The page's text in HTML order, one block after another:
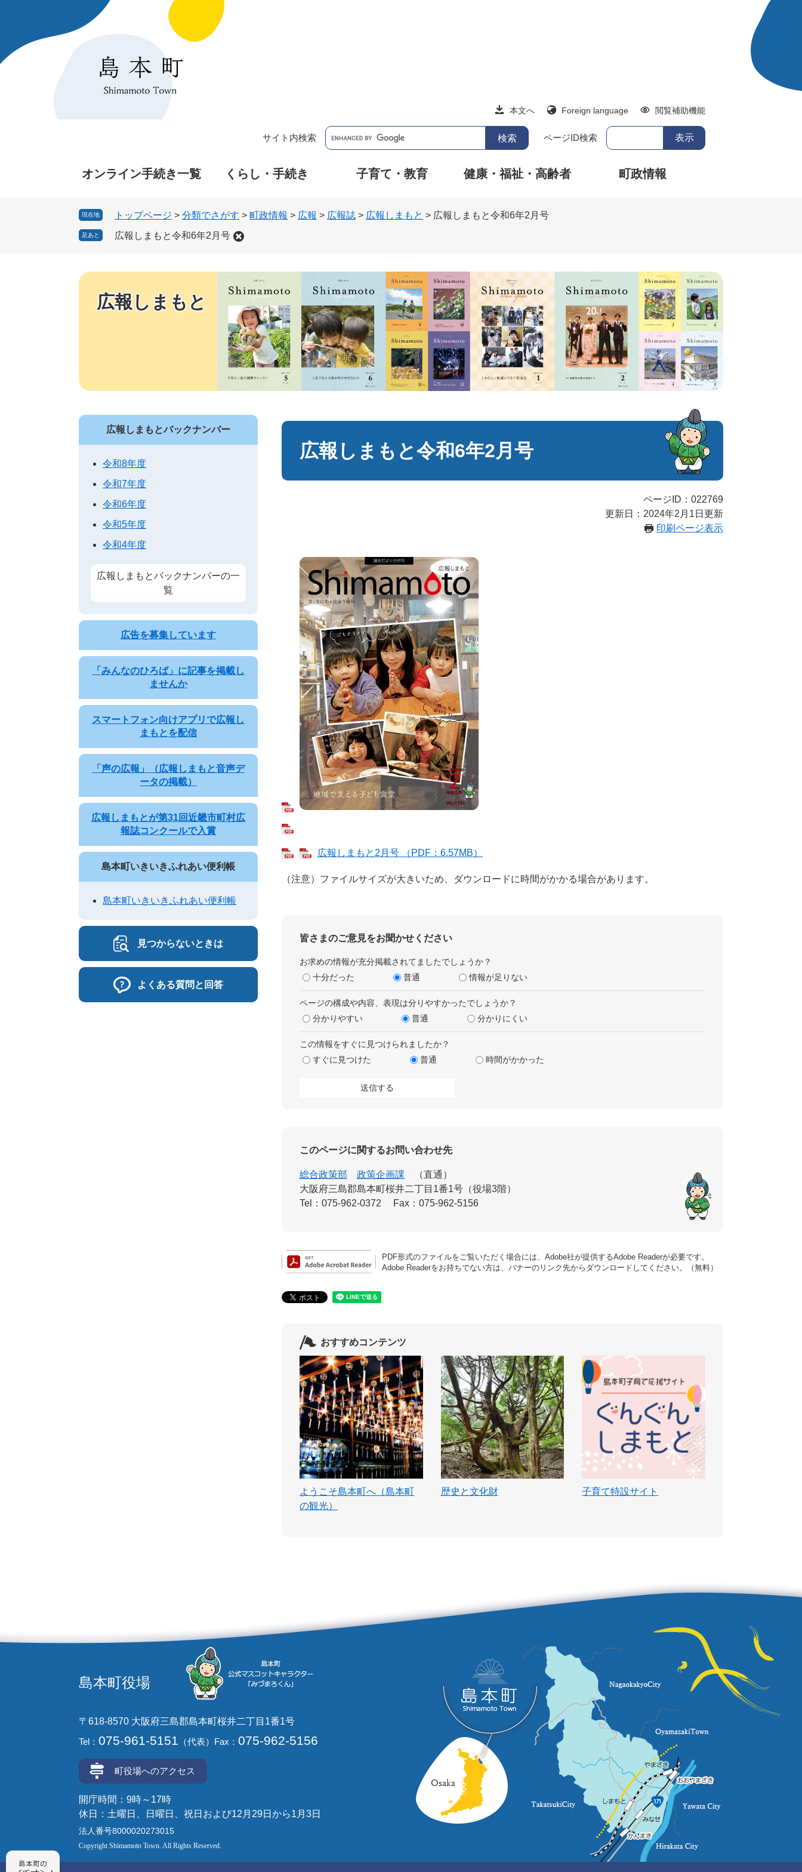
先
を
本文へ Foreign language 閲覧補助機能
サイト内検索 ページID検索
オンライン手続き一覧 くらし・手続き 子育て・教育 健康・福祉・高齢者 町政情報
現在地 トップページ > 分類でさがす > 町政情報 > 広報 > 広報誌 > 広報しまもと > 広報しまもと令和6年2月号
足あと 広報しまもと令和6年2月号
広報しまもと
広報しまもと令和6年2月号
ページID：022769
更新日：2024年2月1日更新
印刷ページ表示
広報しまもと2月号 （PDF：6.57MB）
（注意）ファイルサイズが大きいため、ダウンロードに時間がかかる場合があります。
皆さまのご意見をお聞かせください
お求めの情報が充分掲載されてましたでしょうか？
十分だった
普通 情報が足りない
ページの構成や内容、表現は分りやすかったでしょうか？
分かりやすい
普通 分かりにくい
この情報をすぐに見つけられましたか？
すぐに見つけた
普通 時間がかかった
このページに関するお問い合わせ先
総合政策部 政策企画課
直通
大阪府三島郡島本町桜井二丁目1番1号（役場3階）
Tel：075-962-0372
Fax：075-962-5156
PDF形式のファイルをご覧いただく場合には、Adobe社が提供するAdobe Readerが必要です。
Adobe Readerをお持ちでない方は、バナーのリンク先からダウンロードしてください。（無料）
おすすめコンテンツ
ようこそ島本町へ（島本町
の観光）
歴史と文化財 子育て特設サイト
広報しまもとバックナンバー
令和8年度
令和7年度
令和6年度
令和5年度
令和4年度
広報しまもとバックナンバーの一
覧
広告を募集しています
「みんなのひろば」に記事を掲載し
ませんか
スマートフォン向けアプリで広報し
まもとを配信
「声の広報」（広報しまもと音声デ
ータの掲載）
広報しまもとが第31回近畿市町村広
報誌コンクールで入賞
島本町いきいきふれあい便利帳
島本町いきいきふれあい便利帳
見つからないときは
よくある質問と回答
島本町役場
〒618-8570 大阪府三島郡島本町桜井二丁目1番1号
Tel： 075-961-5151 （代表） Fax： 075-962-5156
町役場へのアクセス
開庁時間：9時～17時
休日：土曜日、日曜日、祝日および12月29日から1月3日
法人番号8000020273015
Copyright Shimamoto Town. All Rights Reserved.